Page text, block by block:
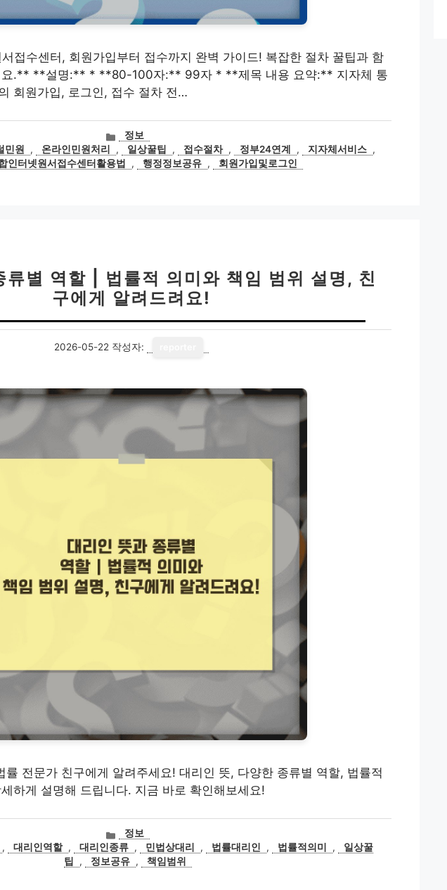
접수센터, 회원가입부터 접수까지 완벽 가이드! 복잡한 절차 꿀팁과 함
요.** **설명:** * **80-100자:** 99자 * **제목 내용 요약:** 지자체 통
회원가입, 로그인, 접수 절차 전…
카
테
고
정보
민원 , 온라인민원처리 , 일상꿀팁 , 접수절차 , 정부24연계 , 지자체서비스 ,
인터넷원서접수센터활용법
, 행정정보공유 , 회원가입및로그인
류별 역할 | 법률적 의미와 책임 범위 설명, 친
구에게 알려드려요!
2026-05-22 작성자:
전문가 친구에게 알려주세요! 대리인 뜻, 다양한 종류별 역할, 법률적
하게 설명해 드립니다. 지금 바로 확인해보세요!
카
테
고
정보
, 대리인역할 , 대리인종류 , 민법상대리 , 법률대리인 , 법률적의미 ,
일상꿀
팁
, 정보공유 , 책임범위